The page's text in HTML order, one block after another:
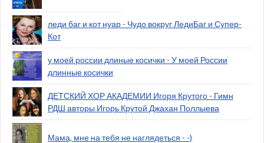
леди баг и кот нуар - Чудо вокруг ЛедиБаг и Супер-
Кот
у моей россии длиные косички - У моей России
длинные косички
ДЕТСКИЙ ХОР АКАДЕМИИ Игоря Крутого - Гимн
РДШ авторы Игорь Крутой Джахан Поллыева
Мама, мне на тебя не наглядеться - -)